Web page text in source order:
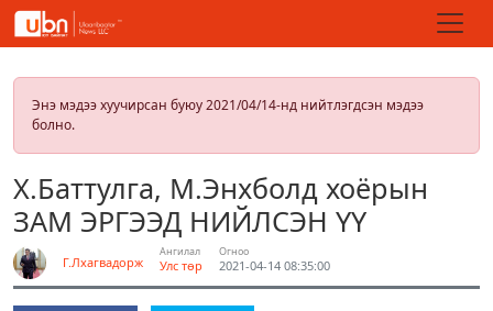
Энэ мэдээ хуучирсан буюу 2021/04/14-нд нийтлэгдсэн мэдээ
болно.
Х.Баттулга, М.Энхболд хоёрын
ЗАМ ЭРГЭЭД НИЙЛСЭН ҮҮ
Г.Лхагвадорж
Ангилал
Улс төр
Огноо
2021-04-14 08:35:00